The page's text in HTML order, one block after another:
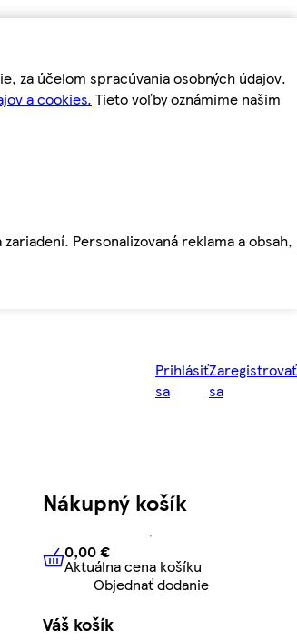
za účelom spracúvania osobných údajov.
a cookies. Tieto voľby oznámime našim
Personalizovaná reklama a obsah,
Prihlásiť
sa
Zaregistrovať
sa
Nákupný košík
0,00 € Aktuálna cena košíku
0,00 €
Aktuálna cena košíku
Objednať dodanie
Váš košík